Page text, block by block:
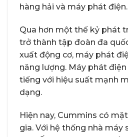
hàng hải và máy phát điện.
Qua hơn một thế kỷ phát
trở thành tập đoàn đa
xuất động cơ, máy phát
năng lượng. Máy phát
tiếng với hiệu suất mạnh
dạng.
Hiện nay, Cummins có
gia. Với hệ thống nhà máy